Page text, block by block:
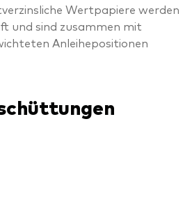
Wertpapiere werden
und sind zusammen mit
Anleihepositionen